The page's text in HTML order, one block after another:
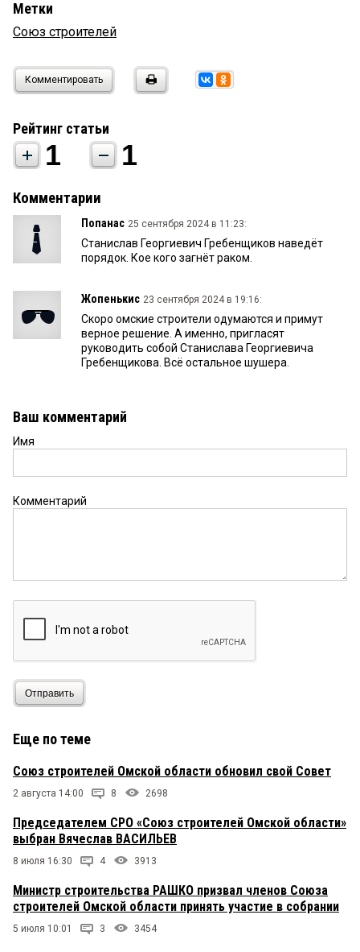
Метки
Союз строителей
Комментировать
Рейтинг статьи
1 1
Комментарии
Попанас 25 сентября 2024 в 11:23:
Станислав Георгиевич Гребенщиков наведëт
порядок. Кое кого загнëт раком.
Жопенькис 23 сентября 2024 в 19:16:
Скоро омские строители одумаются и примут
верное решение. А именно, пригласят
руководить собой Станислава Георгиевича
Гребенщикова. Всё остальное шушера.
Ваш комментарий
Имя
Комментарий
Отправить
Еще по теме
Союз строителей Омской области обновил свой Совет
2 августа 14:00 8 2698
Председателем СРО «Союз строителей Омской области»
выбран Вячеслав ВАСИЛЬЕВ
8 июля 16:30 4 3913
Министр строительства РАШКО призвал членов Союза
строителей Омской области принять участие в собрании
5 июля 10:01 3 3454